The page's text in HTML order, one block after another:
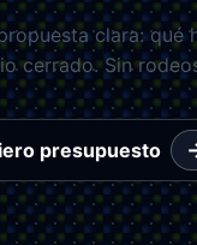
clara: qué
cerrado. Sin
presupuesto